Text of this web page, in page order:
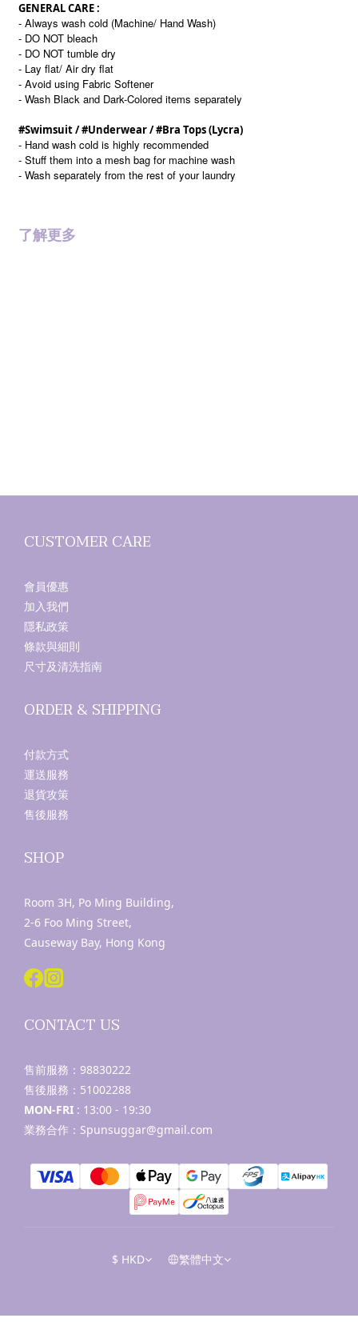
GENERAL CARE :
- Always wash cold (Machine/ Hand Wash)
- DO NOT bleach
- DO NOT tumble dry
- Lay flat/ Air dry flat
- Avoid using Fabric Softener
- Wash Black and Dark-Colored items separately
#Swimsuit / #Underwear / #Bra Tops (Lycra)
- Hand wash cold is highly recommended
- Stuff them into a mesh bag for machine wash
- Wash separately from the rest of your laundry
了解更多
CUSTOMER CARE
會員優惠
加入我們
隱私政策
條款與細則
尺寸及清洗指南
ORDER & SHIPPING
付款方式
運送服務
退貨攻策
售後服務
SHOP
Room 3H, Po Ming Building,
2-6 Foo Ming Street,
Causeway Bay, Hong Kong
CONTACT US
售前服務： 98830222
售後服務： 51002288
MON-FRI : 13:00 - 19:30
業務合作：Spunsuggar@gmail.com
$ HKD 繁體中文